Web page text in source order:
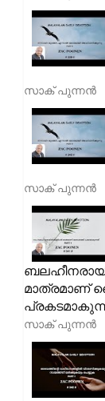
സാക് പുന്നൻ
സാക് പുന്നൻ
മാത്രമാണ്
സാക് പുന്നൻ